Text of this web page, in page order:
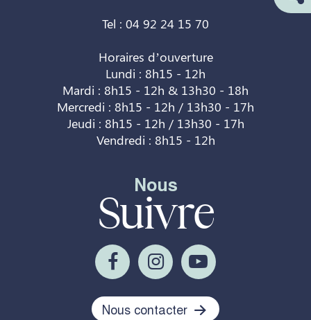
Tel : 04 92 24 15 70
Horaires d’ouverture
Lundi : 8h15 - 12h
Mardi : 8h15 - 12h & 13h30 - 18h
Mercredi : 8h15 - 12h / 13h30 - 17h
Jeudi : 8h15 - 12h / 13h30 - 17h
Vendredi : 8h15 - 12h
Nous
Suivre
Nous contacter